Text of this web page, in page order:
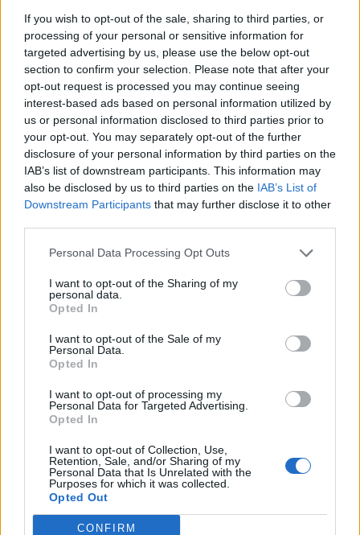
If you wish to opt-out of the sale, sharing to third parties, or
processing of your personal or sensitive information for
targeted advertising by us, please use the below opt-out
section to confirm your selection. Please note that after your
opt-out request is processed you may continue seeing
interest-based ads based on personal information utilized by
us or personal information disclosed to third parties prior to
your opt-out. You may separately opt-out of the further
disclosure of your personal information by third parties on the
IAB’s list of downstream participants. This information may
also be disclosed by us to third parties on the IAB’s List of
Downstream Participants that may further disclose it to other
Personal Data Processing Opt Outs
I want to opt-out of the Sharing of my
personal data.
Opted In
I want to opt-out of the Sale of my
Personal Data.
Opted In
I want to opt-out of processing my
Personal Data for Targeted Advertising.
Opted In
I want to opt-out of Collection, Use,
Retention, Sale, and/or Sharing of my
Personal Data that Is Unrelated with the
Purposes for which it was collected.
Opted Out
CONFIRM
Εγγραφή στο newsletter
Αποδέχομαι τους
και την πολιτική απορρήτου
X